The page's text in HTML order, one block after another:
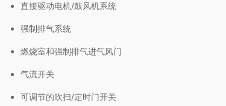
直接驱动电机/鼓风机系统
强制排气系统
燃烧室和强制排气进气风门
气流开关
可调节的吹扫/定时门开关